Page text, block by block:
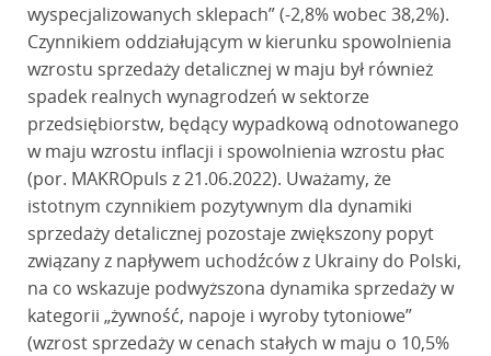
wyspecjalizowanych sklepach” (-2,8% wobec 38,2%).
Czynnikiem oddziałującym w kierunku spowolnienia
wzrostu sprzedaży detalicznej w maju był również
spadek realnych wynagrodzeń w sektorze
przedsiębiorstw, będący wypadkową odnotowanego
w maju wzrostu inflacji i spowolnienia wzrostu płac
(por. MAKROpuls z 21.06.2022). Uważamy, że
istotnym czynnikiem pozytywnym dla dynamiki
sprzedaży detalicznej pozostaje zwiększony popyt
związany z napływem uchodźców z Ukrainy do Polski,
na co wskazuje podwyższona dynamika sprzedaży w
kategorii „żywność, napoje i wyroby tytoniowe”
(wzrost sprzedaży w cenach stałych w maju o 10,5%